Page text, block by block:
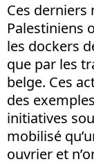
Ces derniers
Palestiniens
les dockers
que par les
belge. Ces
des
initiatives
mobilisé
ouvrier et